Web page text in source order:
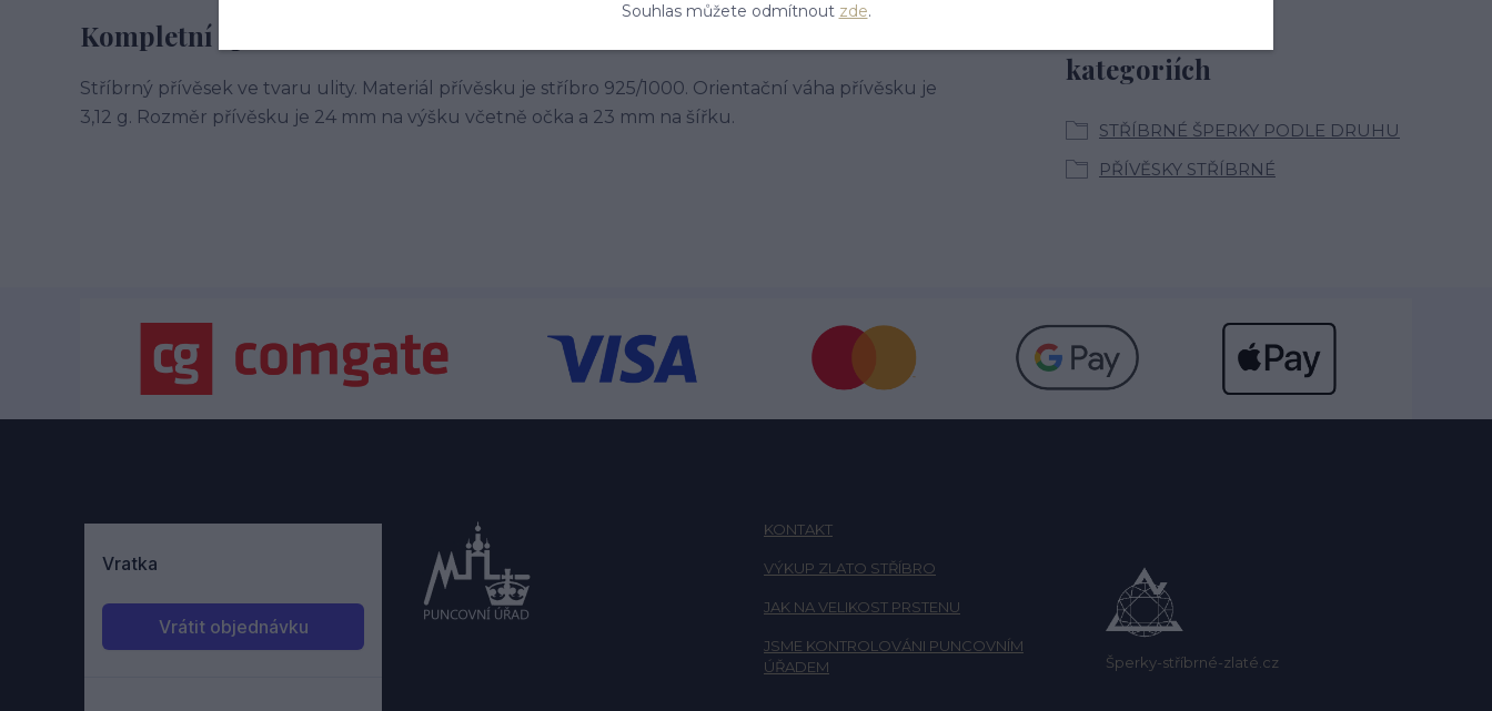
Kompletní specifikace
Stříbrný přívěsek ve tvaru ulity. Materiál přívěsku je stříbro 925/1000. Orientační váha přívěsku je
3,12 g. Rozměr přívěsku je 24 mm na výšku včetně očka a 23 mm na šířku.
kategoriích
STŘÍBRNÉ ŠPERKY PODLE DRUHU
PŘÍVĚSKY STŘÍBRNÉ
KONTAKT
VÝKUP ZLATO STŘÍBRO
JAK NA VELIKOST PRSTENU
JSME KONTROLOVÁNI PUNCOVNÍM
ÚŘADEM
Šperky-stříbrné-zlaté.cz
Souhlas můžete odmítnout zde.